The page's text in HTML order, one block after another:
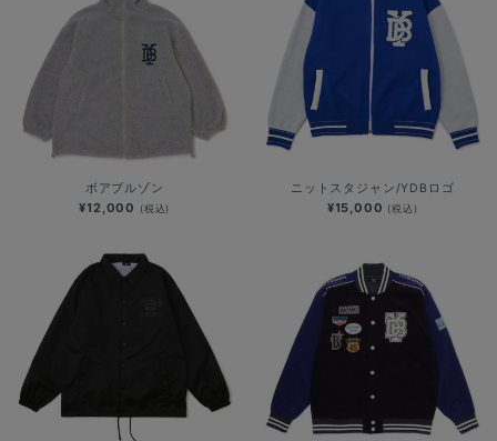
ボアブルゾン
¥12,000 (税込)
ニットスタジャン/YDBロゴ
¥15,000 (税込)